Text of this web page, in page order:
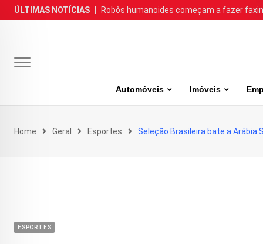
Skip
to
ÚLTIMAS NOTÍCIAS Robôs humanoides começam a fazer
Automóveis Imóveis
Home Geral Esportes Seleção Brasileira bate a Arábia
ESPORTES